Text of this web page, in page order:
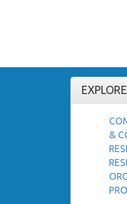
&